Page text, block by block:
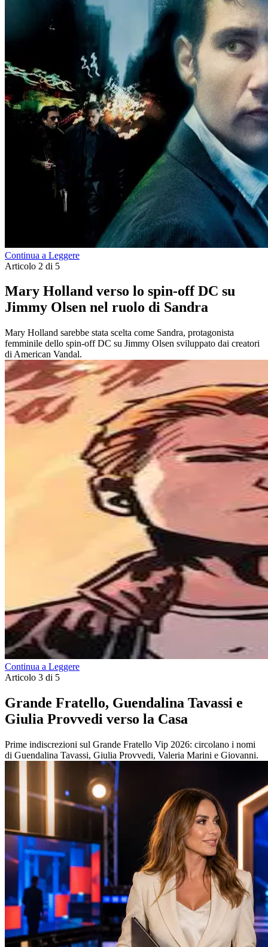
Continua a Leggere
Articolo 2 di 5
Mary Holland verso lo spin-off DC su
Jimmy Olsen nel ruolo di Sandra
Mary Holland sarebbe stata scelta come Sandra, protagonista
femminile dello spin-off DC su Jimmy Olsen sviluppato dai creatori
di American Vandal.
Continua a Leggere
Articolo 3 di 5
Grande Fratello, Guendalina Tavassi e
Giulia Provvedi verso la Casa
Prime indiscrezioni sul Grande Fratello Vip 2026: circolano i nomi
di Guendalina Tavassi, Giulia Provvedi, Valeria Marini e Giovanni.